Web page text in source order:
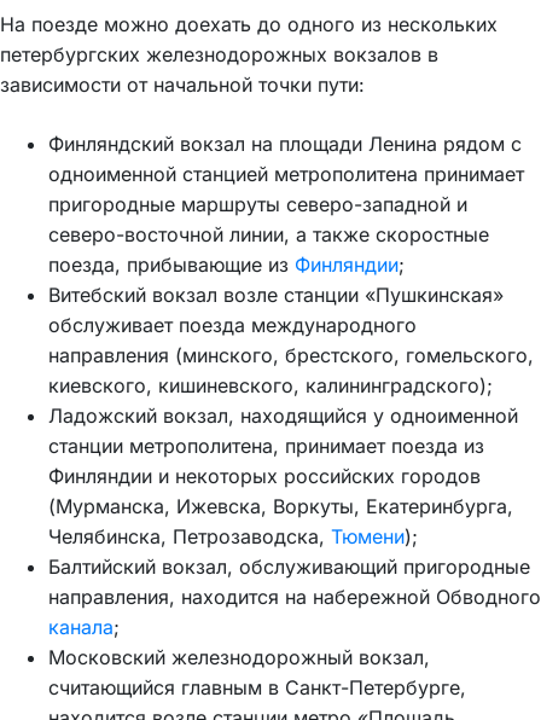
На поезде можно доехать до одного из нескольких
петербургских железнодорожных вокзалов в
зависимости от начальной точки пути:
Финляндский вокзал на площади Ленина рядом с
одноименной станцией метрополитена принимает
пригородные маршруты северо-западной и
северо-восточной линии, а также скоростные
поезда, прибывающие из Финляндии;
Витебский вокзал возле станции «Пушкинская»
обслуживает поезда международного
направления (минского, брестского, гомельского,
киевского, кишиневского, калининградского);
Ладожский вокзал, находящийся у одноименной
станции метрополитена, принимает поезда из
Финляндии и некоторых российских городов
(Мурманска, Ижевска, Воркуты, Екатеринбурга,
Челябинска, Петрозаводска, Тюмени);
Балтийский вокзал, обслуживающий пригородные
направления, находится на набережной Обводного
канала;
Московский железнодорожный вокзал,
считающийся главным в Санкт-Петербурге,